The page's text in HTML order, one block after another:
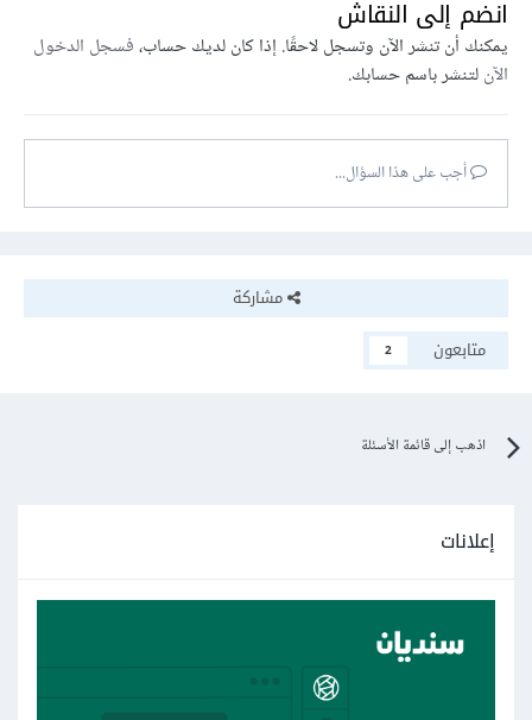
انضم إلى النقاش
يمكنك أن تنشر الآن وتسجل لاحقًا. إذا كان لديك حساب،فسجل الدخول
الآنلتنشر باسم حسابك.
أجب على هذا السؤال...
مشاركة
متابعون
2
اذهب إلى قائمة الأسئلة
إعلانات